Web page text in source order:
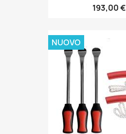
193,00 €
NUOVO